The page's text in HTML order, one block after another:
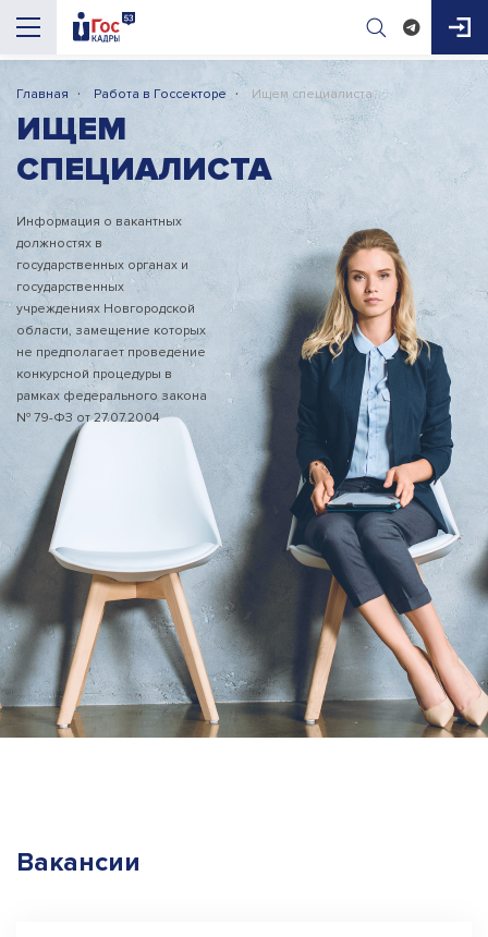
Главная · Работа в Госсекторе· Ищем специалиста
ИЩЕМ
СПЕЦИАЛИСТА
Информация о вакантных
должностях в
государственных органах и
государственных
учреждениях Новгородской
области, замещение которых
не предполагает проведение
конкурсной процедуры в
рамках федерального закона
№ 79-ФЗ от 27.07.2004
Вакансии
AI-помощник
ГосКадры53
Здравствуйте! Я AI-помощник портала
ГосКадры53. Могу подсказать про
вакансии, конкурсы, документы для приёма
на работу и обучение. Чем помочь?